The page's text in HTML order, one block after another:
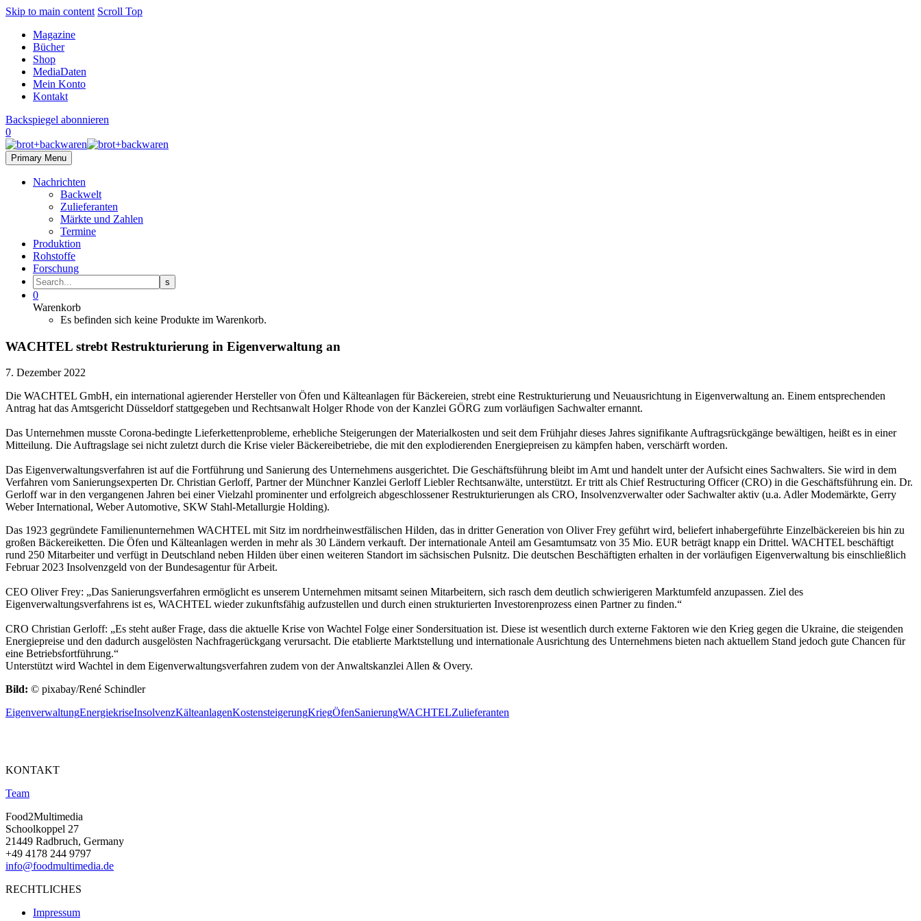
Skip to main content Scroll Top
Magazine
Bücher
Shop
MediaDaten
Mein Konto
Kontakt
Backspiegel abonnieren
0
Primary Menu
Nachrichten
Backwelt
Zulieferanten
Märkte und Zahlen
Termine
Produktion
Rohstoffe
Forschung
0
Warenkorb
Es befinden sich keine Produkte im Warenkorb.
WACHTEL strebt Restrukturierung in Eigenverwaltung an
7. Dezember 2022
Die WACHTEL GmbH, ein international agierender Hersteller von Öfen und Kälteanlagen für Bäckereien, strebt eine Restrukturierung und Neuausrichtung in Eigenverwaltung an. Einem entsprechenden
Antrag hat das Amtsgericht Düsseldorf stattgegeben und Rechtsanwalt Holger Rhode von der Kanzlei GÖRG zum vorläufigen Sachwalter ernannt.
Das Unternehmen musste Corona-bedingte Lieferkettenprobleme, erhebliche Steigerungen der Materialkosten und seit dem Frühjahr dieses Jahres signifikante Auftragsrückgänge bewältigen, heißt es in einer
Mitteilung. Die Auftragslage sei nicht zuletzt durch die Krise vieler Bäckereibetriebe, die mit den explodierenden Energiepreisen zu kämpfen haben, verschärft worden.
Das Eigenverwaltungsverfahren ist auf die Fortführung und Sanierung des Unternehmens ausgerichtet. Die Geschäftsführung bleibt im Amt und handelt unter der Aufsicht eines Sachwalters. Sie wird in dem
Verfahren vom Sanierungsexperten Dr. Christian Gerloff, Partner der Münchner Kanzlei Gerloff Liebler Rechtsanwälte, unterstützt. Er tritt als Chief Restructuring Officer (CRO) in die Geschäftsführung ein. Dr.
Gerloff war in den vergangenen Jahren bei einer Vielzahl prominenter und erfolgreich abgeschlossener Restrukturierungen als CRO, Insolvenzverwalter oder Sachwalter aktiv (u.a. Adler Modemärkte, Gerry
Weber International, Weber Automotive, SKW Stahl-Metallurgie Holding).
Das 1923 gegründete Familienunternehmen WACHTEL mit Sitz im nordrheinwestfälischen Hilden, das in dritter Generation von Oliver Frey geführt wird, beliefert inhabergeführte Einzelbäckereien bis hin zu
großen Bäckereiketten. Die Öfen und Kälteanlagen werden in mehr als 30 Ländern verkauft. Der internationale Anteil am Gesamtumsatz von 35 Mio. EUR beträgt knapp ein Drittel. WACHTEL beschäftigt
rund 250 Mitarbeiter und verfügt in Deutschland neben Hilden über einen weiteren Standort im sächsischen Pulsnitz. Die deutschen Beschäftigten erhalten in der vorläufigen Eigenverwaltung bis einschließlich
Februar 2023 Insolvenzgeld von der Bundesagentur für Arbeit.
CEO Oliver Frey: „Das Sanierungsverfahren ermöglicht es unserem Unternehmen mitsamt seinen Mitarbeitern, sich rasch dem deutlich schwierigeren Marktumfeld anzupassen. Ziel des
Eigenverwaltungsverfahrens ist es, WACHTEL wieder zukunftsfähig aufzustellen und durch einen strukturierten Investorenprozess einen Partner zu finden.“
CRO Christian Gerloff: „Es steht außer Frage, dass die aktuelle Krise von Wachtel Folge einer Sondersituation ist. Diese ist wesentlich durch externe Faktoren wie den Krieg gegen die Ukraine, die steigenden
Energiepreise und den dadurch ausgelösten Nachfragerückgang verursacht. Die etablierte Marktstellung und internationale Ausrichtung des Unternehmens bieten nach aktuellem Stand jedoch gute Chancen für
eine Betriebsfortführung.“
Unterstützt wird Wachtel in dem Eigenverwaltungsverfahren zudem von der Anwaltskanzlei Allen & Overy.
Bild: © pixabay/René Schindler
EigenverwaltungEnergiekriseInsolvenzKälteanlagenKostensteigerungKriegÖfenSanierungWACHTELZulieferanten
KONTAKT
Team
Food2Multimedia
Schoolkoppel 27
21449 Radbruch, Germany
+49 4178 244 9797
info@foodmultimedia.de
RECHTLICHES
Impressum